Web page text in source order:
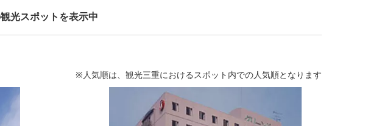
光スポットを表示中
※人気順は、観光三重におけるスポット内での人気順となります